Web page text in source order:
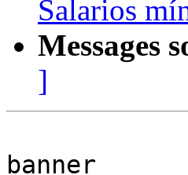
Salarios
Messages
]
banner